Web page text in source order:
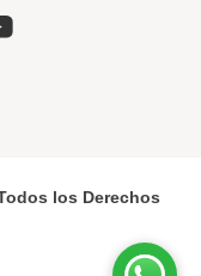
los Derechos